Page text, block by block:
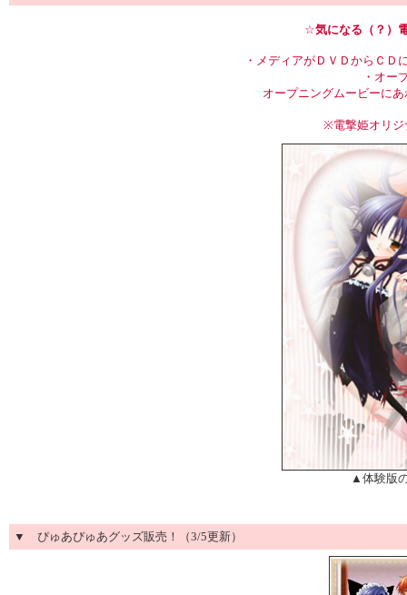
☆気になる（？）
・メディアがＤＶＤからＣＤ
・オー
オープニングムービーに
※電撃姫オリジ
▲体験版
▼ ぴゅあぴゅあグッズ販売！（3/5更新）